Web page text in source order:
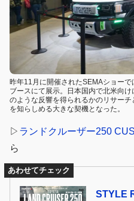
昨年11月に開催されたSEMAショー
ブースにて展示。日本国内で北米向
のような反響を得られるかのリサー
を知らしめる大きな契機となった。
▷ ランドクルーザー250
ら
あわせてチェック
STYLE